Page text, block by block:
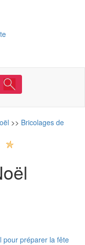
>> Bricolages de
pour préparer la fête